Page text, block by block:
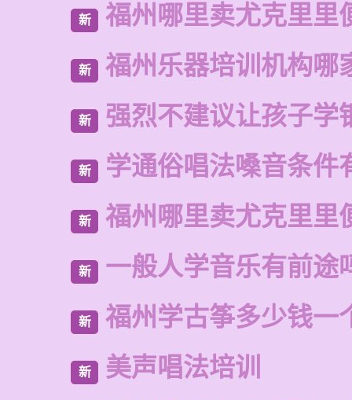
新 福州哪里卖尤克里里
新 福州乐器培训机构哪
新 强烈不建议让孩子学
新 学通俗唱法嗓音条件
新 福州哪里卖尤克里里
新 一般人学音乐有前途
新 福州学古筝多少钱一
新 美声唱法培训